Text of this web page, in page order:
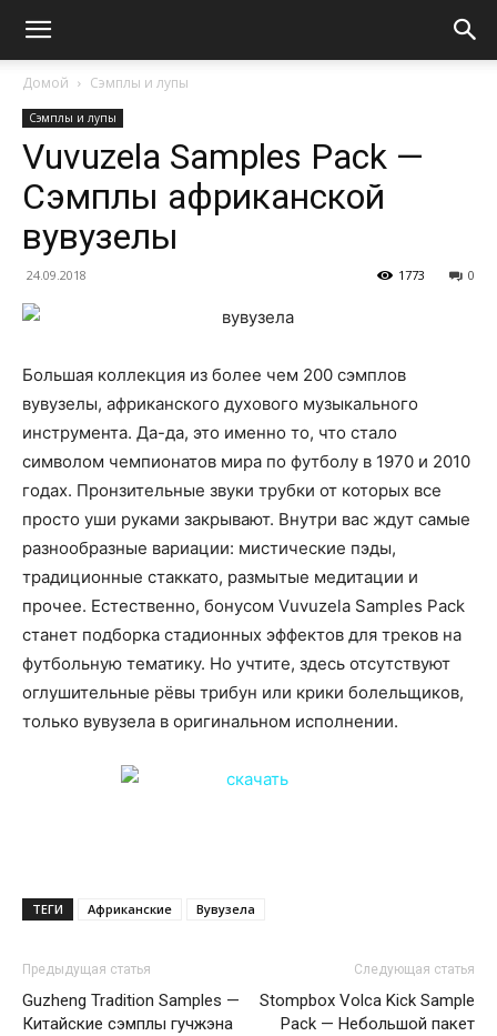
Домой Сэмплы и лупы
Сэмплы и лупы
Vuvuzela Samples Pack —
Сэмплы африканской
вувузелы
24.09.2018 0
1773
Большая коллекция из более чем 200 сэмплов
вувузелы, африканского духового музыкального
инструмента. Да-да, это именно то, что стало
символом чемпионатов мира по футболу в 1970 и 2010
годах. Пронзительные звуки трубки от которых все
просто уши руками закрывают. Внутри вас ждут самые
разнообразные вариации: мистические пэды,
традиционные стаккато, размытые медитации и
прочее. Естественно, бонусом Vuvuzela Samples Pack
станет подборка стадионных эффектов для треков на
футбольную тематику. Но учтите, здесь отсутствуют
оглушительные рёвы трибун или крики болельщиков,
только вувузела в оригинальном исполнении.
ТЕГИ Африканские Вувузела
Предыдущая статья
Guzheng Tradition Samples —
Китайские сэмплы гучжэна
Следующая статья
Stompbox Volca Kick Sample
Pack — Небольшой пакет